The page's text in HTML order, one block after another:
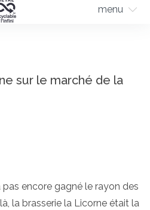
menu
sur le marché de la
pas encore gagné le rayon des
la brasserie la Licorne était la